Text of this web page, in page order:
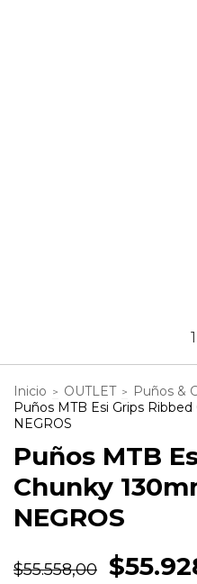
1
Inicio > OUTLET > Puños &
Puños MTB Esi Grips
NEGROS
Puños MTB
Chunky
NEGROS
$55.558,00